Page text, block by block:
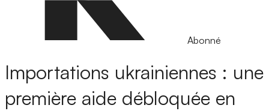
Abonné
Importations ukrainiennes : une
première aide débloquée en